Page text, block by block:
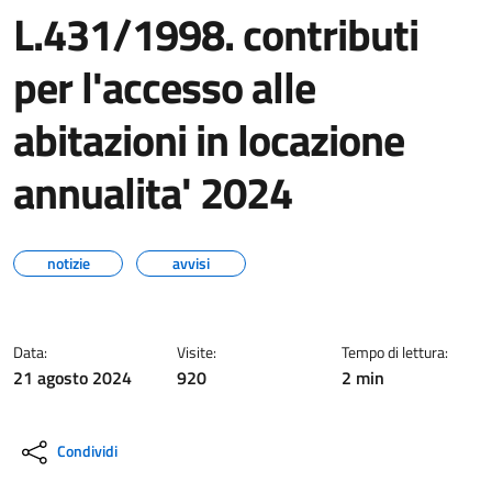
L.431/1998. contributi
per l'accesso alle
abitazioni in locazione
annualita' 2024
notizie avvisi
Data:
21 agosto 2024
Visite:
920
Tempo di lettura:
2 min
Condividi